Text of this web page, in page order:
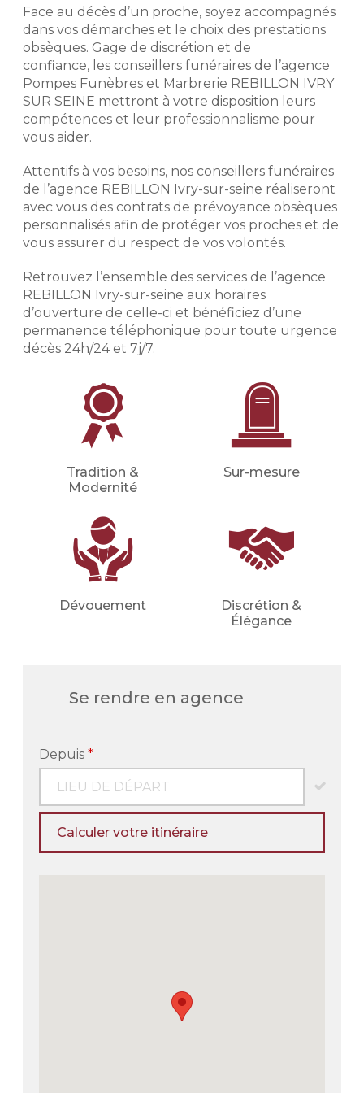
semelle, hors gravure, dans la limite
des stocks disponibles de
monuments et de la disponibilité des
granits. Remise d’un montant
maximum de 4 000 € TTC. Voir
conditions de l’offre en agence et
dans les mentions légales.
Demander un devis
marbrerie
Notre histoire repose sur
l'expérience de nos conseillers
funéraires. Exigeants, discrets et
respectueux, ils mettent leur
professionnalisme à votre service
afin de déterminer avec vous votre
budget et vos volontés afin de mieux
aborder votre démarche de
Préparer l'organisation des
obsèques
Prévoir ses obsèques, c'est choisir
les prestations qui vont venir
prestations d'excellence et une prise
en charge de qualité, nous
établissons avec vous les obsèques
que vous souhaitez en détails
(inhumation, crémation, cérémonie
Financer les obsèques
Financer vos obsèques par
proches d'une dépense imprévue.
Votre conseiller en prévoyance
montant du capital nécessaire et les
meilleures mensualités adaptées à
votre situation (familiale, financière,
etc.).
Face au décès d’un proche, soyez accompagnés
dans vos démarches et le choix des prestations
obsèques. Gage de discrétion et de
confiance, les conseillers funéraires de l’agence
Pompes Funèbres et Marbrerie REBILLON IVRY
SUR SEINE mettront à votre disposition leurs
compétences et leur professionnalisme pour
vous aider.
Attentifs à vos besoins, nos conseillers funéraires
de l’agence REBILLON Ivry-sur-seine réaliseront
avec vous des contrats de prévoyance obsèques
personnalisés afin de protéger vos proches et de
vous assurer du respect de vos volontés.
Retrouvez l’ensemble des services de l’agence
REBILLON Ivry-sur-seine aux horaires
d’ouverture de celle-ci et bénéficiez d’une
permanence téléphonique pour toute urgence
décès 24h/24 et 7j/7.
Tradition &
Modernité
Sur-mesure
Dévouement
Discrétion &
Élégance
Se rendre en agence
Depuis*
Calculer votre itinéraire